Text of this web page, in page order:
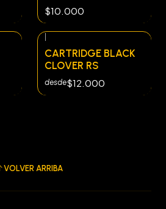
$10.000
|
CARTRIDGE BLACK
CLOVER RS
desde$12.000
VOLVER ARRIBA